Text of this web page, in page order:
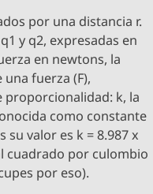
por una distancia r.
y q2, expresadas en
en newtons, la
fuerza (F),
proporcionalidad: k, la
como constante
su valor es k = 8.987 x
cuadrado por culombio
por eso).